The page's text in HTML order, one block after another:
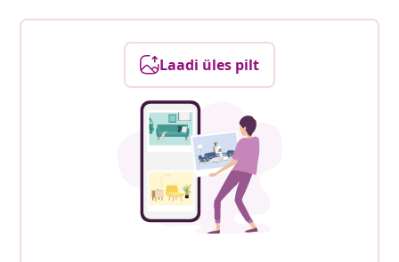
Laadi üles pilt